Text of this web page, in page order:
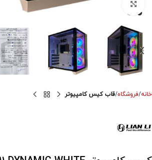
برای بزرگنمایی کلیک کنید
خانه فروشگاه قاب کیس کامپیوتر